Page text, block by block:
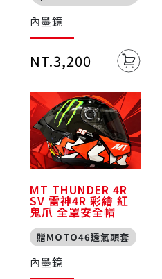
內墨鏡
NT.3,200
MT THUNDER 4R
SV 雷神4R 彩繪 紅
鬼爪 全罩安全帽
贈MOTO46透氣頭套
內墨鏡